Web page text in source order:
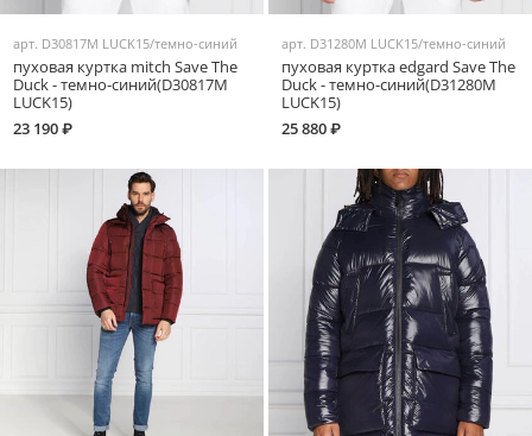
арт. D30817M LUCK15/темно-синий
пуховая куртка mitch Save The
Duck - темно-синий(D30817M
LUCK15)
23 190 ₽
арт. D31280M LUCK15/темно-синий
пуховая куртка edgard Save The
Duck - темно-синий(D31280M
LUCK15)
25 880 ₽